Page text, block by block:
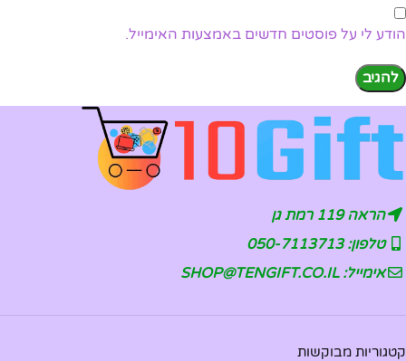
הודע לי על פוסטים חדשים באמצעות האימייל.
הראה 119 רמת גן
טלפון: 050-7113713
אימייל: SHOP@TENGIFT.CO.IL
קטגוריות מבוקשות